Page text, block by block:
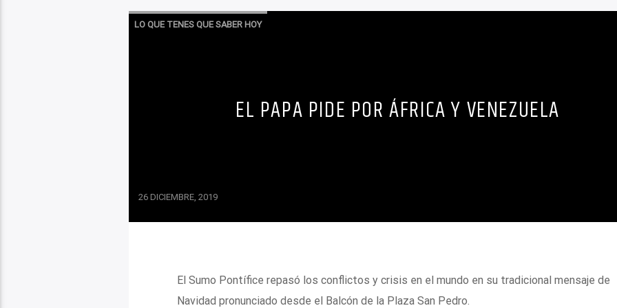
LO QUE TENES QUE SABER HOY
EL PAPA PIDE POR ÁFRICA Y VENEZUELA
26 DICIEMBRE, 2019
El Sumo Pontífice repasó los conflictos y crisis en el mundo en su tradicional mensaje de
Navidad pronunciado desde el Balcón de la Plaza San Pedro.